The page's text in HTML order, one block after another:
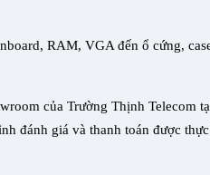
RAM, VGA đến ổ cứng,
của Trường Thịnh
đánh giá và thanh toán được